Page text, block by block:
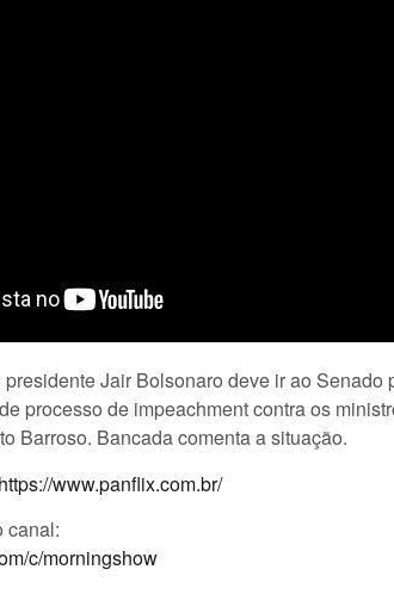
Jair Bolsonaro deve ir ao
processo de impeachment contra os
Barroso. Bancada comenta a situação.
https://www.panflix.com.br/
canal:
c/morningshow